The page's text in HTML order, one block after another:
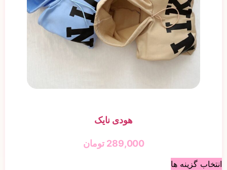
هودی نایک
289,000 تومان
انتخاب گزینه ها